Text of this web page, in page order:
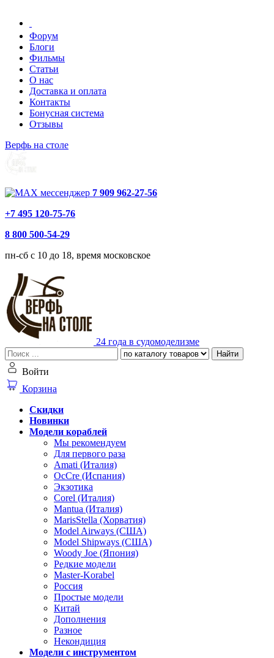
Форум
Блоги
Фильмы
Статьи
О нас
Доставка и оплата
Контакты
Бонусная система
Отзывы
Верфь на столе
7 909 962-27-56
+7 495 120-75-76
8 800 500-54-29
пн-сб с 10 до 18, время московское
24 года в судомоделизме
Найти
Войти
Корзина
Скидки
Новинки
Модели кораблей
Мы рекомендуем
Для первого раза
Amati (Италия)
OcCre (Испания)
Экзотика
Corel (Италия)
Mantua (Италия)
MarisStella (Хорватия)
Model Airways (США)
Model Shipways (США)
Woody Joe (Япония)
Редкие модели
Master-Korabel
Россия
Простые модели
Китай
Дополнения
Разное
Некондиция
Модели с инструментом